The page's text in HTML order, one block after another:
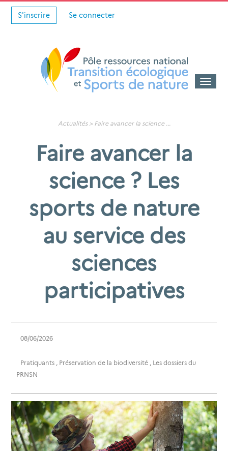
S'inscrire Se connecter
Toggle
Actualités> Faire avancer la science
Faire avancer la
science ? Les
sports de nature
au service des
sciences
participatives
08/06/2026
Pratiquants , Préservation de la biodiversité , Les dossiers du
PRNSN